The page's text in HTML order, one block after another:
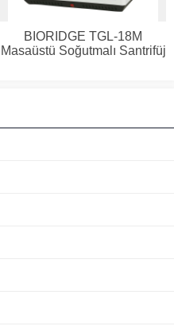
BIORIDGE TGL-18M
Masaüstü Soğutmalı Santrifüj